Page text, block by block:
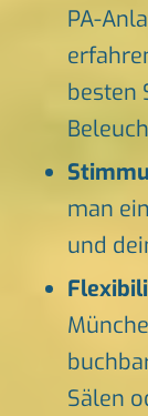
PA-
besten
man
und
Sälen